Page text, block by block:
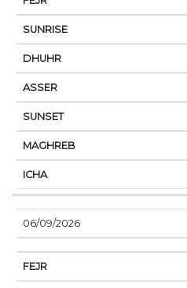
06/09/2026